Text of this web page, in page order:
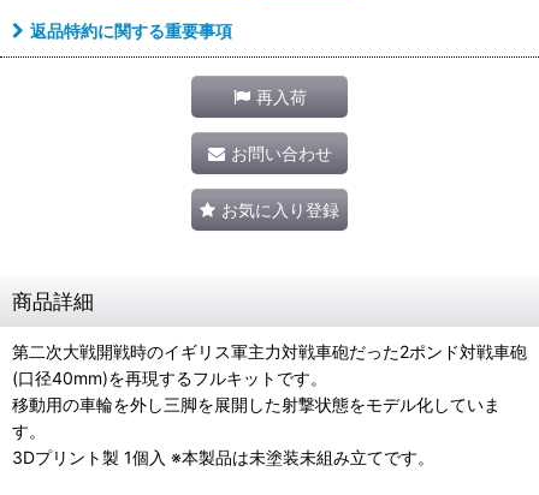
返品特約に関する重要事項
再入荷
お問い合わせ
お気に入り登録
商品詳細
第二次大戦開戦時のイギリス軍主力対戦車砲だった2ポンド対戦車砲
(口径40mm)を再現するフルキットです。
移動用の車輪を外し三脚を展開した射撃状態をモデル化していま
す。
3Dプリント製 1個入 ※本製品は未塗装未組み立てです。